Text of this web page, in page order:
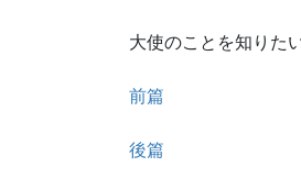
大使のことを知りた
前篇
後篇